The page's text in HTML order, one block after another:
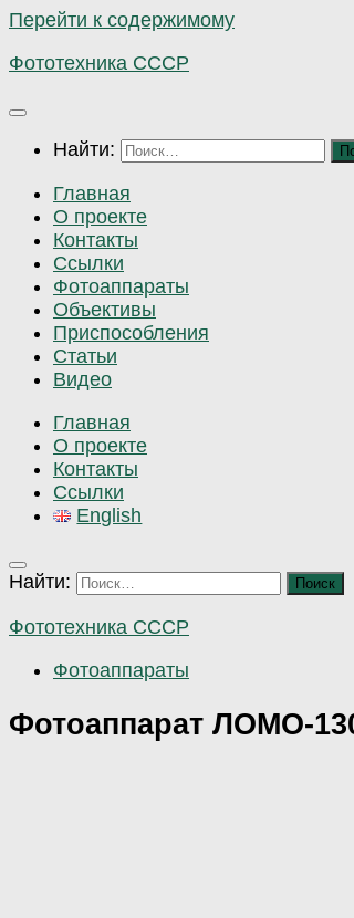
Перейти к содержимому
Фототехника СССР
Найти:
Главная
О проекте
Контакты
Ссылки
Фотоаппараты
Объективы
Приспособления
Статьи
Видео
Главная
О проекте
Контакты
Ссылки
English
Найти:
Фототехника СССР
Фотоаппараты
Фотоаппарат ЛОМО-